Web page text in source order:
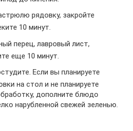
рядовку, закройте
10 минут.
перец, лавровый лист,
еще 10 минут.
Если вы планируете
на стол и не планируете
дополните блюдо
нарубленной свежей зеленью.